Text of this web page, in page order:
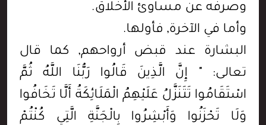
وصرفه عن مساوئ الأخلاق.
وأما في الآخرة, فأولها.
البشارة عند قبض أرواحهم, كما قال
تعالى: " إِنَّ الَّذِينَ قَالُوا رَبُّنَا اللَّهُ ثُمَّ
اسْتَقَامُوا تَتَنَزَّلُ عَلَيْهِمُ الْمَلَائِكَةُ أَلَّا تَخَافُوا
وَلَا تَحْزَنُوا وَأَبْشِرُوا بِالْجَنَّةِ الَّتِي كُنْتُمْ